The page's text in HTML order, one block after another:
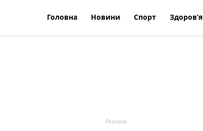
Головна Новини Спорт Здоров’я